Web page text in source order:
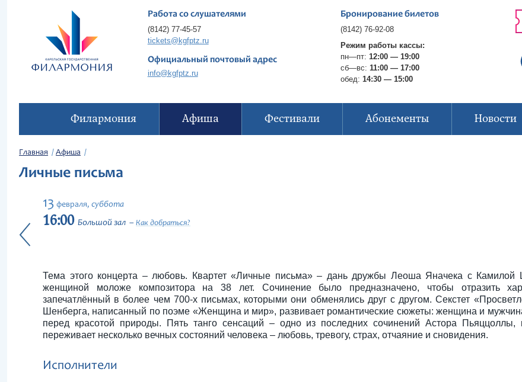
Работа со слушателями
(8142) 77-45-57
tickets@kgfptz.ru
Официальный почтовый адрес
info@kgfptz.ru
Бронирование билетов
(8142) 76-92-08
Режим работы кассы:
пн—пт: 12:00 — 19:00
сб—вс: 11:00 — 17:00
обед: 14:30 — 15:00
Филармония Афиша Фестивали Абонементы Новости
Главная Афиша
Личные письма
13 февраля, суббота
16:00 Большой зал Как добраться?
Тема этого концерта – любовь. Квартет «Личные письма» – дань дружбы Леоша Яначека с Камилой
женщиной моложе композитора на 38 лет. Сочинение было предназначено, чтобы отразить
запечатлённый в более чем 700-х письмах, которыми они обменялись друг с другом. Секстет
Шенберга, написанный по поэме «Женщина и мир», развивает романтические сюжеты: женщина и
перед красотой природы. Пять танго сенсаций – одно из последних сочинений Астора Пьяццоллы,
переживает несколько вечных состояний человека – любовь, тревогу, страх, отчаяние и сновидения.
Исполнители